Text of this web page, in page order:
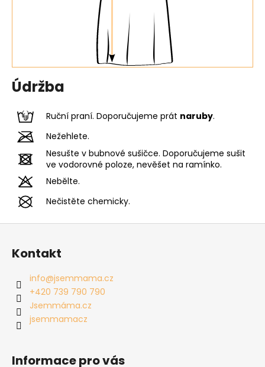
Údržba
Ruční praní. Doporučujeme prát naruby.
Nežehlete.
Nesušte v bubnové sušičce. Doporučujeme sušit
ve vodorovné poloze, nevěšet na ramínko.
Nebělte.
Nečistěte chemicky.
Kontakt
info@jsemmama.cz
+420 739 790 790
Jsemmáma.cz
jsemmamacz
Informace pro vás